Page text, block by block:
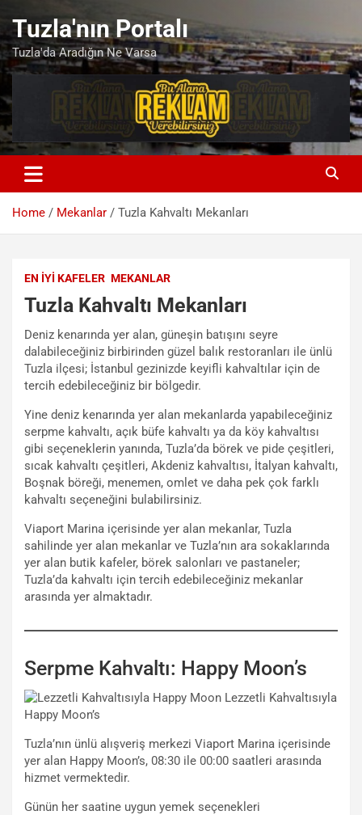
content
Tuzla'nın Portalı
Tuzla'da Aradığın Ne Varsa
Home Mekanlar Tuzla Kahvaltı Mekanları
EN İYI KAFELER MEKANLAR
Tuzla Kahvaltı Mekanları
Deniz kenarında yer alan, güneşin batışını seyre
dalabileceğiniz birbirinden güzel balık restoranları ile ünlü
Tuzla ilçesi; İstanbul gezinizde keyifli kahvaltılar için de
tercih edebileceğiniz bir bölgedir.
Yine deniz kenarında yer alan mekanlarda yapabileceğiniz
serpme kahvaltı, açık büfe kahvaltı ya da köy kahvaltısı
gibi seçeneklerin yanında, Tuzla’da börek ve pide çeşitleri,
sıcak kahvaltı çeşitleri, Akdeniz kahvaltısı, İtalyan kahvaltı,
Boşnak böreği, menemen, omlet ve daha pek çok farklı
kahvaltı seçeneğini bulabilirsiniz.
Viaport Marina içerisinde yer alan mekanlar, Tuzla
sahilinde yer alan mekanlar ve Tuzla’nın ara sokaklarında
yer alan butik kafeler, börek salonları ve pastaneler;
Tuzla’da kahvaltı için tercih edebileceğiniz mekanlar
arasında yer almaktadır.
Serpme Kahvaltı: Happy Moon’s
Lezzetli Kahvaltısıyla
Happy Moon’s
Tuzla’nın ünlü alışveriş merkezi Viaport Marina içerisinde
yer alan Happy Moon’s, 08:30 ile 00:00 saatleri arasında
hizmet vermektedir.
Günün her saatine uygun yemek seçenekleri